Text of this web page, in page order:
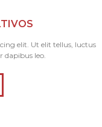
elit. Ut elit tellus, luctus
leo.